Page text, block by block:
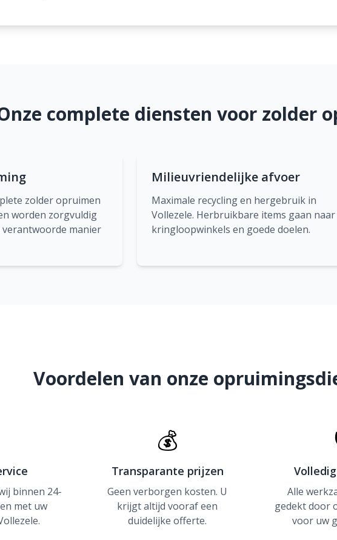
complete diensten voor zolder
zolder opruimen
worden zorgvuldig
manier
Milieuvriendelijke afvoer
Maximale recycling en hergebruik in
Vollezele. Herbruikbare items gaan naar
kringloopwinkels en goede doelen.
Voordelen van onze
binnen 24-
met uw
💰
Transparante prijzen
Geen verborgen kosten. U
krijgt altijd vooraf een
duidelijke offerte.
Alle
gedekt door
voor uw